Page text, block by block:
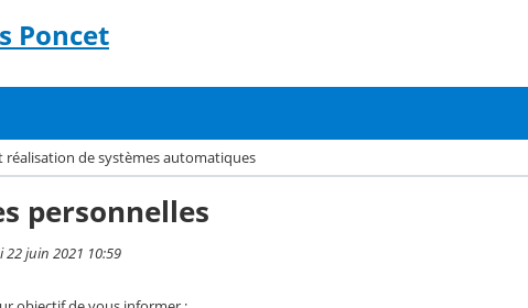
Poncet
réalisation de systèmes automatiques
personnelles
22 juin 2021 10:59